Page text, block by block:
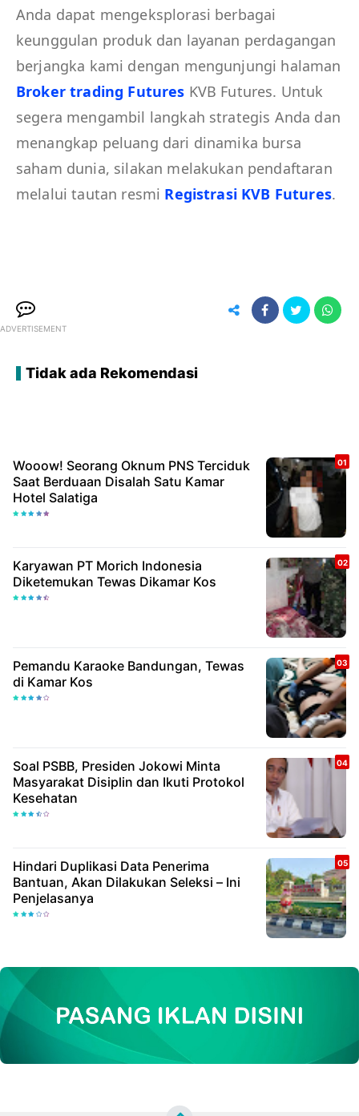
Anda dapat mengeksplorasi berbagai
keunggulan produk dan layanan perdagangan
berjangka kami dengan mengunjungi halaman
Broker trading Futures KVB Futures. Untuk
segera mengambil langkah strategis Anda dan
menangkap peluang dari dinamika bursa
saham dunia, silakan melakukan pendaftaran
melalui tautan resmi Registrasi KVB Futures.
ADVERTISEMENT
Tidak ada Rekomendasi
Wooow! Seorang Oknum PNS Terciduk
Saat Berduaan Disalah Satu Kamar
Hotel Salatiga
Karyawan PT Morich Indonesia
Diketemukan Tewas Dikamar Kos
Pemandu Karaoke Bandungan, Tewas
di Kamar Kos
Soal PSBB, Presiden Jokowi Minta
Masyarakat Disiplin dan Ikuti Protokol
Kesehatan
Hindari Duplikasi Data Penerima
Bantuan, Akan Dilakukan Seleksi – Ini
Penjelasanya